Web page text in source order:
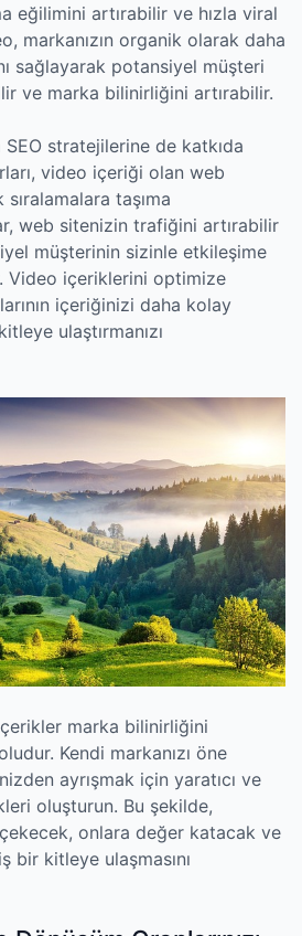
eğilimini artırabilir ve hızla viral
markanızın organik olarak daha
sağlayarak potansiyel müşteri
ve marka bilinirliğini artırabilir.
stratejilerine de katkıda
video içeriği olan web
taşıma
web sitenizin trafiğini artırabilir
müşterinin sizinle etkileşime
Video içeriklerini optimize
içeriğinizi daha kolay
ulaştırmanızı
marka bilinirliğini
Kendi markanızı öne
ayrışmak için yaratıcı ve
oluşturun. Bu şekilde,
onlara değer katacak ve
bir kitleye ulaşmasını